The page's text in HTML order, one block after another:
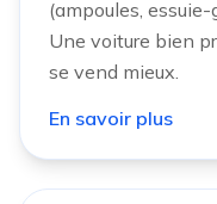
(ampoules,
Une voiture bien
se vend mieux.
En savoir plus